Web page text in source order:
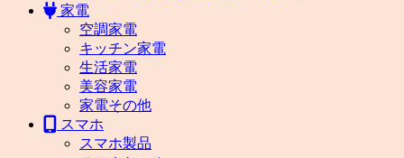
家電
空調家電
キッチン家電
生活家電
美容家電
家電その他
スマホ
スマホ製品